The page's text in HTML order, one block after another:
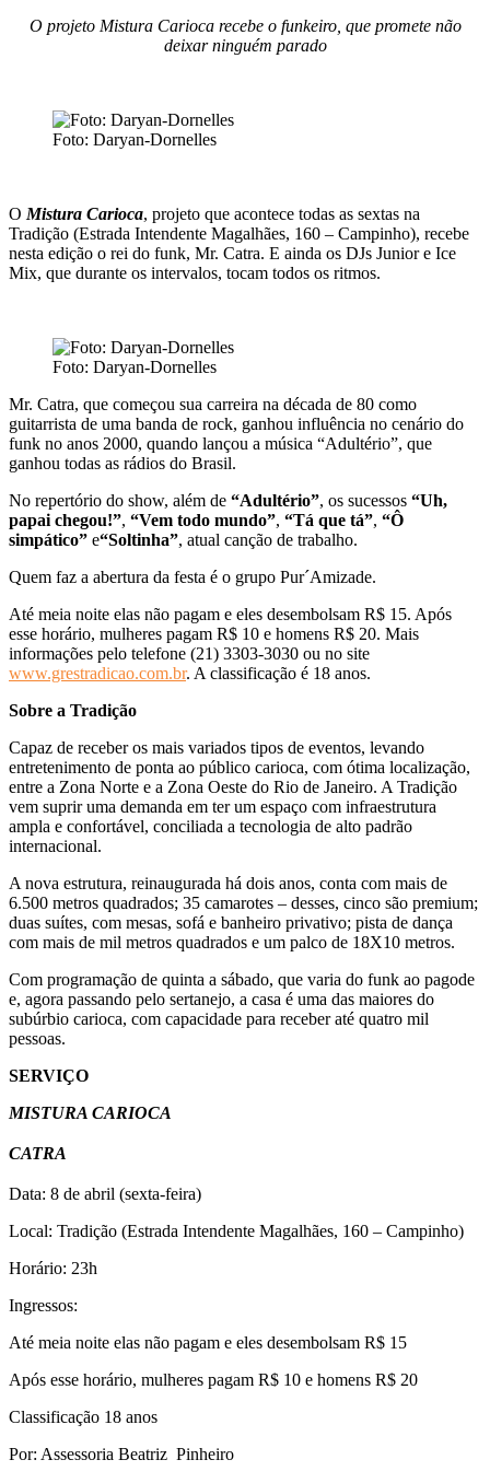
O projeto Mistura Carioca recebe o funkeiro, que promete não
deixar ninguém parado
Foto: Daryan-Dornelles
O Mistura Carioca, projeto que acontece todas as sextas na
Tradição (Estrada Intendente Magalhães, 160 – Campinho), recebe
nesta edição o rei do funk, Mr. Catra. E ainda os DJs Junior e Ice
Mix, que durante os intervalos, tocam todos os ritmos.
Foto: Daryan-Dornelles
Mr. Catra, que começou sua carreira na década de 80 como
guitarrista de uma banda de rock, ganhou influência no cenário do
funk no anos 2000, quando lançou a música “Adultério”, que
ganhou todas as rádios do Brasil.
No repertório do show, além de “Adultério”, os sucessos “Uh,
papai chegou!”, “Vem todo mundo”, “Tá que tá”, “Ô
simpático” e“Soltinha”, atual canção de trabalho.
Quem faz a abertura da festa é o grupo Pur´Amizade.
Até meia noite elas não pagam e eles desembolsam R$ 15. Após
esse horário, mulheres pagam R$ 10 e homens R$ 20. Mais
informações pelo telefone (21) 3303-3030 ou no site
www.grestradicao.com.br. A classificação é 18 anos.
Sobre a Tradição
Capaz de receber os mais variados tipos de eventos, levando
entretenimento de ponta ao público carioca, com ótima localização,
entre a Zona Norte e a Zona Oeste do Rio de Janeiro. A Tradição
vem suprir uma demanda em ter um espaço com infraestrutura
ampla e confortável, conciliada a tecnologia de alto padrão
internacional.
A nova estrutura, reinaugurada há dois anos, conta com mais de
6.500 metros quadrados; 35 camarotes – desses, cinco são premium;
duas suítes, com mesas, sofá e banheiro privativo; pista de dança
com mais de mil metros quadrados e um palco de 18X10 metros.
Com programação de quinta a sábado, que varia do funk ao pagode
e, agora passando pelo sertanejo, a casa é uma das maiores do
subúrbio carioca, com capacidade para receber até quatro mil
pessoas.
SERVIÇO
MISTURA CARIOCA
CATRA
Data: 8 de abril (sexta-feira)
Local: Tradição (Estrada Intendente Magalhães, 160 – Campinho)
Horário: 23h
Ingressos:
Até meia noite elas não pagam e eles desembolsam R$ 15
Após esse horário, mulheres pagam R$ 10 e homens R$ 20
Classificação 18 anos
Por: Assessoria Beatriz Pinheiro